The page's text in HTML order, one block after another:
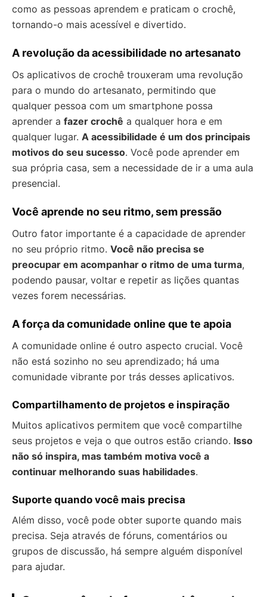
como as pessoas aprendem e praticam o crochê,
tornando-o mais acessível e divertido.
A revolução da acessibilidade no artesanato
Os aplicativos de crochê trouxeram uma revolução
para o mundo do artesanato, permitindo que
qualquer pessoa com um smartphone possa
aprender a fazer crochê a qualquer hora e em
qualquer lugar. A acessibilidade é um dos principais
motivos do seu sucesso. Você pode aprender em
sua própria casa, sem a necessidade de ir a uma aula
presencial.
Você aprende no seu ritmo, sem pressão
Outro fator importante é a capacidade de aprender
no seu próprio ritmo. Você não precisa se
preocupar em acompanhar o ritmo de uma turma,
podendo pausar, voltar e repetir as lições quantas
vezes forem necessárias.
A força da comunidade online que te apoia
A comunidade online é outro aspecto crucial. Você
não está sozinho no seu aprendizado; há uma
comunidade vibrante por trás desses aplicativos.
Compartilhamento de projetos e inspiração
Muitos aplicativos permitem que você compartilhe
seus projetos e veja o que outros estão criando. Isso
não só inspira, mas também motiva você a
continuar melhorando suas habilidades.
Suporte quando você mais precisa
Além disso, você pode obter suporte quando mais
precisa. Seja através de fóruns, comentários ou
grupos de discussão, há sempre alguém disponível
para ajudar.